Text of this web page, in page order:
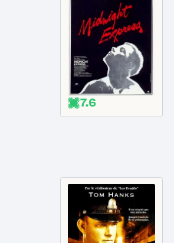
7.6